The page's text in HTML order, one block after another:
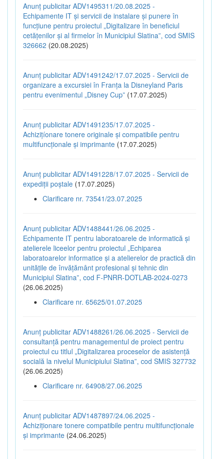
Anunț publicitar ADV1495311/20.08.2025 -
Echipamente IT și servicii de instalare și punere în
funcțiune pentru proiectul „Digitalizare în beneficiul
cetățenilor și al firmelor în Municipiul Slatina”, cod SMIS
326662 (20.08.2025)
Anunț publicitar ADV1491242/17.07.2025 - Servicii de
organizare a excursiei în Franța la Disneyland Paris
pentru evenimentul „Disney Cup” (17.07.2025)
Anunț publicitar ADV1491235/17.07.2025 -
Achizițíonare tonere originale și compatibile pentru
multifuncționale și imprimante (17.07.2025)
Anunț publicitar ADV1491228/17.07.2025 - Servicii de
expediții poștale (17.07.2025)
Clarificare nr. 73541/23.07.2025
Anunț publicitar ADV1488441/26.06.2025 -
Echipamente IT pentru laboratoarele de informatică și
atelierele liceelor pentru proiectul „Echiparea
laboratoarelor informatice și a atelierelor de practică din
unitățile de învățământ profesional și tehnic din
Municipiul Slatina”, cod F-PNRR-DOTLAB-2024-0273
(26.06.2025)
Clarificare nr. 65625/01.07.2025
Anunț publicitar ADV1488261/26.06.2025 - Servicii de
consultanță pentru managementul de proiect pentru
proiectul cu titlul „Digitalizarea proceselor de asistență
socială la nivelul Municipiului Slatina”, cod SMIS 327732
(26.06.2025)
Clarificare nr. 64908/27.06.2025
Anunț publicitar ADV1487897/24.06.2025 -
Achiziționare tonere compatibile pentru multifuncționale
și imprimante (24.06.2025)